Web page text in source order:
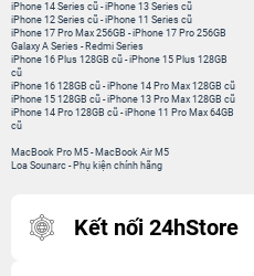
iPhone 14 Series cũ -iPhone 13 Series cũ
iPhone 12 Series cũ -iPhone 11 Series cũ
iPhone 17 Pro Max 256GB -iPhone 17 Pro 256GB
Galaxy A Series - Redmi Series
iPhone 16 Plus 128GB cũ -iPhone 15 Plus 128GB
cũ
iPhone 16 128GB cũ -iPhone 14 Pro Max 128GB cũ
iPhone 15 128GB cũ -iPhone 13 Pro Max 128GB cũ
iPhone 14 Pro 128GB cũ -iPhone 11 Pro Max 64GB
cũ
MacBook Pro M5 - MacBook Air M5
Loa Sounarc - Phụ kiện chính hãng
Kết nối 24hStore